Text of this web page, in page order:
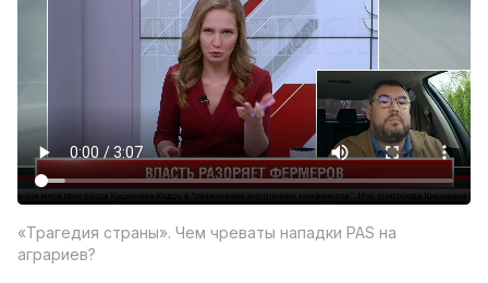
«Трагедия страны». Чем чреваты нападки PAS на
аграриев?